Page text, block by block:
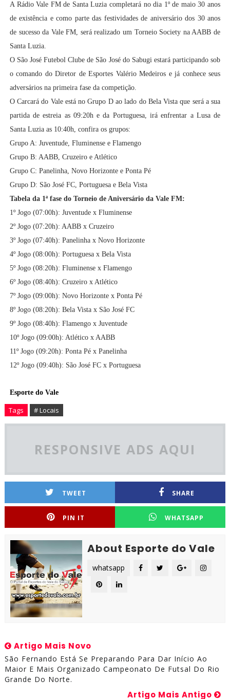
A Rádio Vale FM de Santa Luzia completará no dia 1º de maio 30 anos
de existência e como parte das festividades de aniversário dos 30 anos
de sucesso da Vale FM, será realizado um Torneio Society na AABB de
Santa Luzia.
O São José Futebol Clube de São José do Sabugi estará participando sob
o comando do Diretor de Esportes Valério Medeiros e já conhece seus
adversários na primeira fase da competição.
O Carcará do Vale está no Grupo D ao lado do Bela Vista que será a sua
partida de estreia as 09:20h e da Portuguesa, irá enfrentar a Lusa de
Santa Luzia as 10:40h, confira os grupos:
Grupo A: Juventude, Fluminense e Flamengo
Grupo B: AABB, Cruzeiro e Atlético
Grupo C: Panelinha, Novo Horizonte e Ponta Pé
Grupo D: São José FC, Portuguesa e Bela Vista
Tabela da 1ª fase do Torneio de Aniversário da Vale FM:
1º Jogo (07:00h): Juventude x Fluminense
2º Jogo (07:20h): AABB x Cruzeiro
3º Jogo (07:40h): Panelinha x Novo Horizonte
4º Jogo (08:00h): Portuguesa x Bela Vista
5º Jogo (08:20h): Fluminense x Flamengo
6º Jogo (08:40h): Cruzeiro x Atlético
7º Jogo (09:00h): Novo Horizonte x Ponta Pé
8º Jogo (08:20h): Bela Vista x São José FC
9º Jogo (08:40h): Flamengo x Juventude
10º Jogo (09:00h): Atlético x AABB
11º Jogo (09:20h): Ponta Pé x Panelinha
12º Jogo (09:40h): São José FC x Portuguesa
Esporte do Vale
Tags # Locais
RESPONSIVE ADS AQUI
TWEET SHARE
PIN IT WHATSAPP
About Esporte do Vale
whatsapp
Artigo Mais Novo
São Fernando Está Se Preparando Para Dar Início Ao
Maior E Mais Organizado Campeonato De Futsal Do Rio
Grande Do Norte.
Artigo Mais Antigo